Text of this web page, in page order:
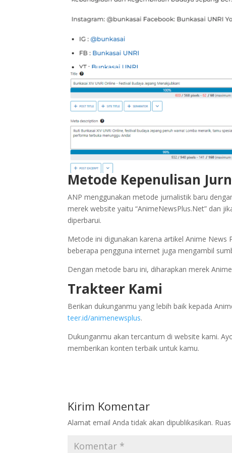
Metode Kepenulisan
ANP menggunakan metode jurnalistik baru
merek website yaitu “AnimeNewsPlus.Net” dan
diperbarui.
Metode ini digunakan karena artikel Anime
beberapa pengguna internet juga mengambil
Dengan metode baru ini, diharapkan merek
Trakteer Kami
Berikan dukunganmu yang lebih baik kepada
teer.id/animenewsplus.
Dukunganmu akan tercantum di website kami.
memberikan konten terbaik untuk kamu.
Kirim Komentar
Alamat email Anda tidak akan dipublikasikan.